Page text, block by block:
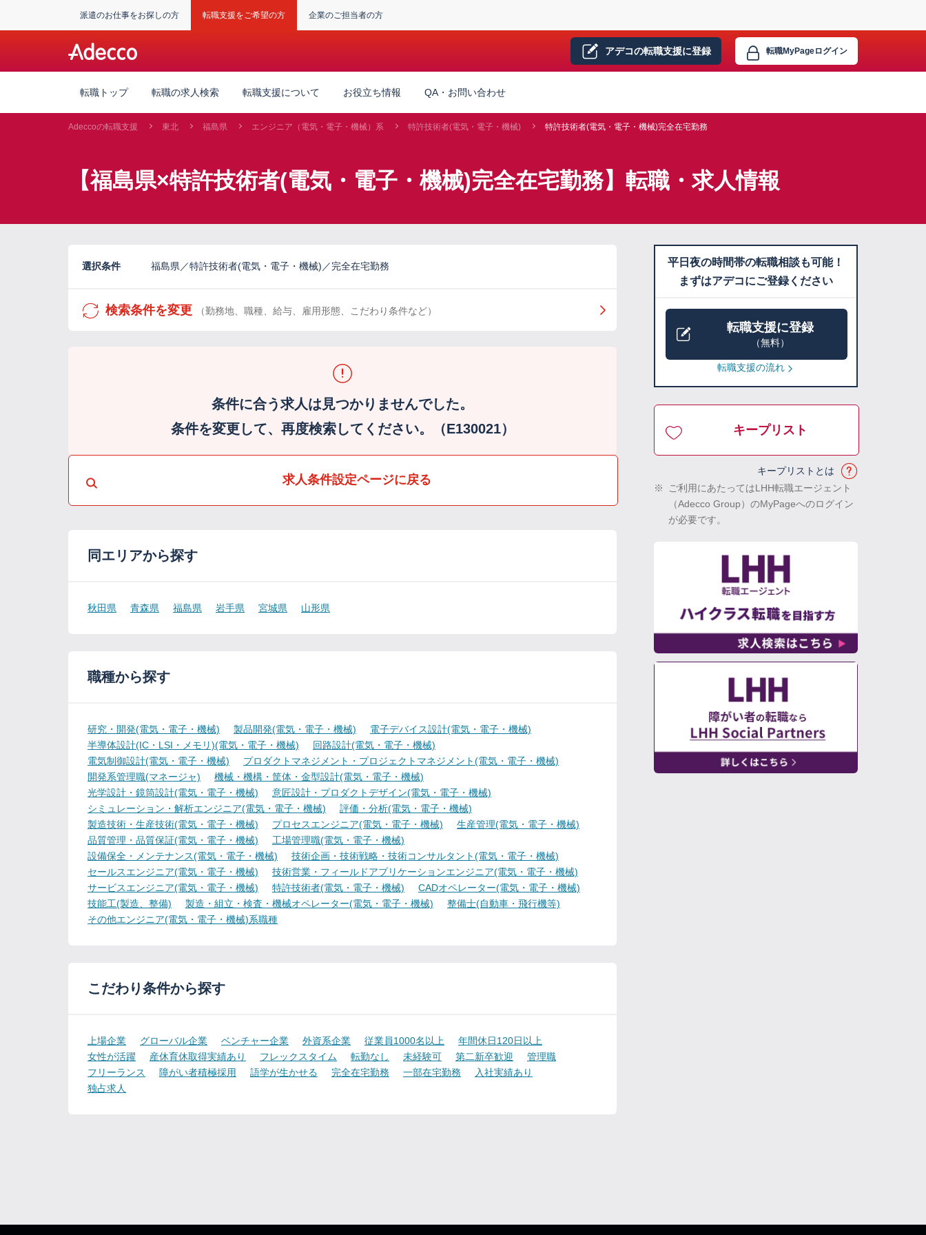
派遣のお仕事をお探しの方 転職支援をご希望の方 企業のご担当者の方
アデコの転職支援に登録 転職MyPageログイン
転職トップ 転職の求人検索 転職支援について お役立ち情報 QA・お問い合わせ
Adeccoの転職支援 東北 福島県 エンジニア（電気・電子・機械）系 特許技術者(電気・電子・機械) 特許技術者(電気・電子・機械)完全在宅勤務
【福島県×特許技術者(電気・電子・機械)完全在宅勤務】転職・求人情報
選択条件 福島県／特許技術者(電気・電子・機械)／完全在宅勤務
検索条件を変更 （勤務地、職種、給与、雇用形態、こだわり条件など）
条件に合う求人は見つかりませんでした。
条件を変更して、再度検索してください。（E130021）
求人条件設定ページに戻る
同エリアから探す
秋田県 青森県 福島県 岩手県 宮城県 山形県
職種から探す
研究・開発(電気・電子・機械) 製品開発(電気・電子・機械)
電子デバイス設計(電気・電子・機械)
半導体設計(IC・LSI・メモリ)(電気・電子・機械)
回路設計(電気・電子・機械)
電気制御設計(電気・電子・機械)
プロダクトマネジメント・プロジェクトマネジメント(電気・電子・機械)
開発系管理職(マネージャ)
機械・機構・筐体・金型設計(電気・電子・機械)
光学設計・鏡筒設計(電気・電子・機械)
意匠設計・プロダクトデザイン(電気・電子・機械)
シミュレーション・解析エンジニア(電気・電子・機械)
評価・分析(電気・電子・機械)
製造技術・生産技術(電気・電子・機械)
プロセスエンジニア(電気・電子・機械)
生産管理(電気・電子・機械)
品質管理・品質保証(電気・電子・機械)
工場管理職(電気・電子・機械)
設備保全・メンテナンス(電気・電子・機械)
技術企画・技術戦略・技術コンサルタント(電気・電子・機械)
セールスエンジニア(電気・電子・機械)
技術営業・フィールドアプリケーションエンジニア(電気・電子・機械)
サービスエンジニア(電気・電子・機械)
特許技術者(電気・電子・機械)
CADオペレーター(電気・電子・機械)
技能工(製造、整備)
製造・組立・検査・機械オペレーター(電気・電子・機械)
整備士(自動車・飛行機等)
その他エンジニア(電気・電子・機械)系職種
こだわり条件から探す
上場企業 グローバル企業 ベンチャー企業 外資系企業 従業員1000名以上
年間休日120日以上
女性が活躍
産休育休取得実績あり フレックスタイム 転勤なし 未経験可 第二新卒歓迎
管理職
フリーランス
障がい者積極採用 語学が生かせる 完全在宅勤務 一部在宅勤務
入社実績あり
独占求人
平日夜の時間帯の転職相談も可能！
まずはアデコにご登録ください
転職支援に登録
（無料）
転職支援の流れ
キープリスト
キープリストとは
※
ご利用にあたってはLHH転職エージェント
（Adecco Group）のMyPageへのログイン
が必要です。